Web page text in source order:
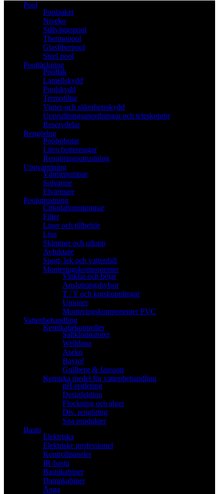
Pool
Poolpaket
Niveko
Stålväggspool
Thermopool
Glasfiberpool
Steel pool
Pooltäckning
Pooltak
Lamellskydd
Poolskydd
Termofiltar
Vinter-och säkerhetsskydd
Upprullningsanordningar och teleskoprör
Reservdelar
Rengöring
Poolrobotar
Liten bottensugar
Rengöringsutrustning
Uppvärmning
Värmepumpar
Solvärme
Elvärmare
Poolutrustning
Cirkulationspumpar
Filter
Liner och tillbehör
Ljus
Skimmer och utlopp
Avfuktare
Sport- lek och vattenfall
Monteringskomponenter
Vinklar och böjar
Anslutningshylsor
T / Y och korskopplingar
Unioner
Monteringskomponenter PVC
Vattenbehandling
Kemikaliekontroller
Saltklorinatorer
Welldana
Aseko
Bayrol
Gullberg & Jansson
Kemiska medel för vattenbehandling
pH-reglering
Desinfektion
Flockning och alger
Div. rengöring
Spa produkter
Bastu
Elektriska
Elektriske professionel
Kontrollpaneler
IR-bastu
Bastukabiner
Dampkabiner
Ånga